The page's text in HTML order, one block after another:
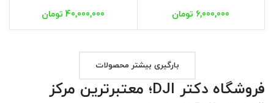
6,000,000 تومان 40,000,000 تومان
بارگیری بیشتر محصولات
فروشگاه دکتر DJI؛ معتبرترین مرکز